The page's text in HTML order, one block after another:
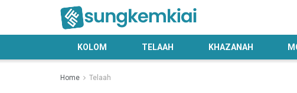
KOLOM TELAAH KHAZANAH
Home Telaah